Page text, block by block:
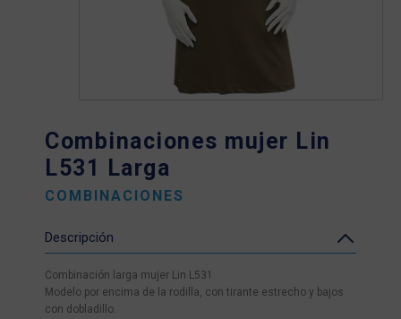
Combinaciones mujer Lin
L531 Larga
COMBINACIONES
Descripción
Combinación larga mujer Lin L531
Modelo por encima de la rodilla, con tirante estrecho y bajos
con dobladillo.